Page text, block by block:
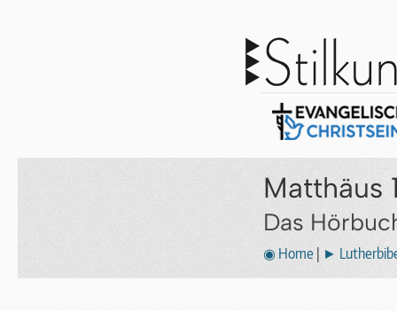
Matthäus
Das
◉ Home ►